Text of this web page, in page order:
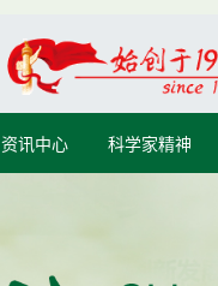
资讯中心 科学家精神